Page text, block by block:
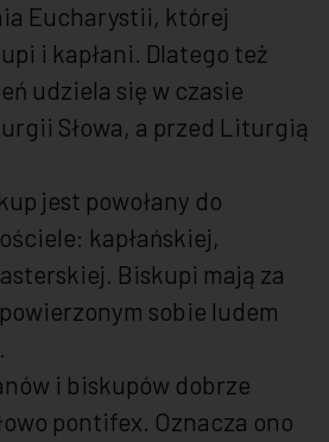
Eucharystii, której
i kapłani. Dlatego też
udziela się w czasie
Słowa, a przed Liturgią
jest powołany do
kapłańskiej,
Biskupi mają za
sobie ludem
i biskupów dobrze
pontifex. Oznacza ono